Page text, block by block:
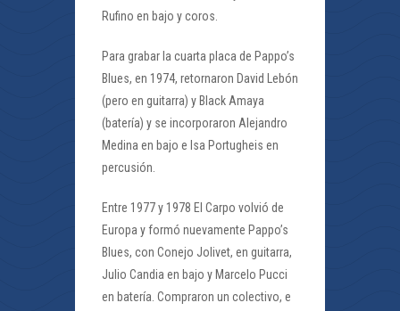
Rufino en bajo y coros.
Para grabar la cuarta placa de Pappo’s
Blues, en 1974, retornaron David Lebón
(pero en guitarra) y Black Amaya
(batería) y se incorporaron Alejandro
Medina en bajo e Isa Portugheis en
percusión.
Entre 1977 y 1978 El Carpo volvió de
Europa y formó nuevamente Pappo’s
Blues, con Conejo Jolivet, en guitarra,
Julio Candia en bajo y Marcelo Pucci
en batería. Compraron un colectivo, e